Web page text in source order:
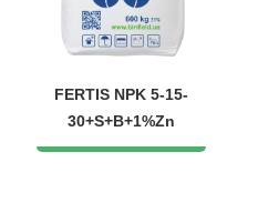
FERTIS NPK 5-15-
30+S+B+1%Zn